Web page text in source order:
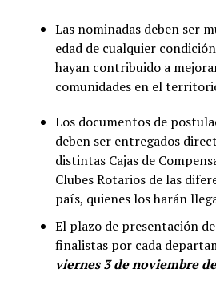
Las nominadas deben ser
edad de cualquier
hayan contribuido a
comunidades en el
Los documentos de
deben ser entregados
distintas Cajas de
Clubes Rotarios de las
país, quienes los harán
El plazo de presentación
finalistas por cada
viernes 3 de noviembre